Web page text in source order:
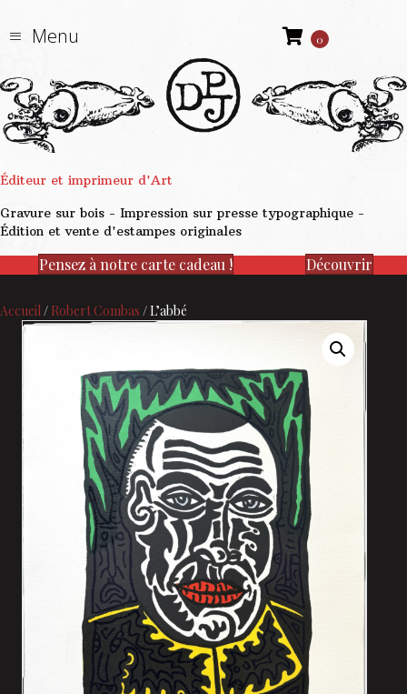
Menu 0
Éditeur et imprimeur d'Art
Gravure sur bois - Impression sur presse typographique -
Édition et vente d'estampes originales
Pensez à notre carte cadeau ! Découvrir
Accueil / Robert Combas / L’abbé